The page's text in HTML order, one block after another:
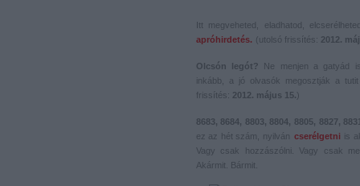
Itt megveheted, eladhatod,
apróhirdetés. (utolsó frissítés: 2012.
Olcsón legót? Ne menjen a gatyád
inkább, a jó olvasók megosztják a
frissítés: 2012. május 15.)
8683, 8684, 8803, 8804, 8805, 8827, 8831
ez az hét szám, nyilván
cserélgetni
is
Vagy csak hozzászólni. Vagy csak
Akármit. Bármit.